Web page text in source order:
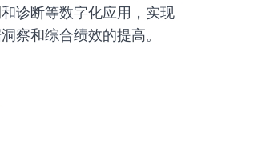
诊断等数字化应用，实现
察和综合绩效的提高。